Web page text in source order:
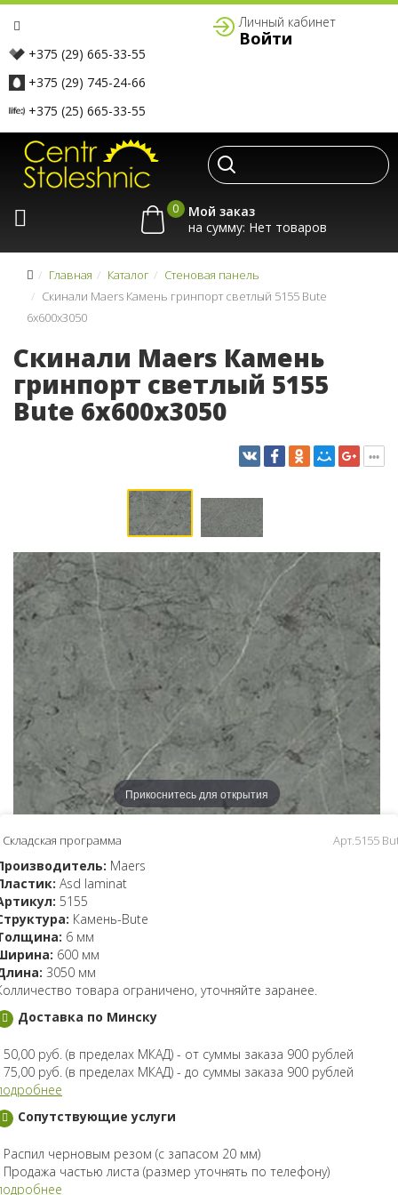
+375 (29) 665-33-55
+375 (29) 745-24-66
+375 (25) 665-33-55
Личный кабинет
Войти
0
Мой заказ
на сумму:
Главная Каталог
Стеновая панель
Скинали Maers Камень гринпорт светлый 5155 Bute
6x600x3050
Скинали Maers Камень
гринпорт светлый 5155
Bute 6x600x3050
Прикоснитесь для открытия
Складская программа Арт.5155
Maers
Asd laminat
5155
Камень-Bute
6 мм
600 мм
3050 мм
товара ограничено, уточняйте заранее.
Доставка по Минску
50,00 руб. (в пределах МКАД) - от суммы заказа 900 рублей
75,00 руб. (в пределах МКАД) - до суммы заказа 900 рублей
Сопутствующие услуги
Распил черновым резом (с запасом 20 мм)
Продажа частью листа (размер уточнять по телефону)